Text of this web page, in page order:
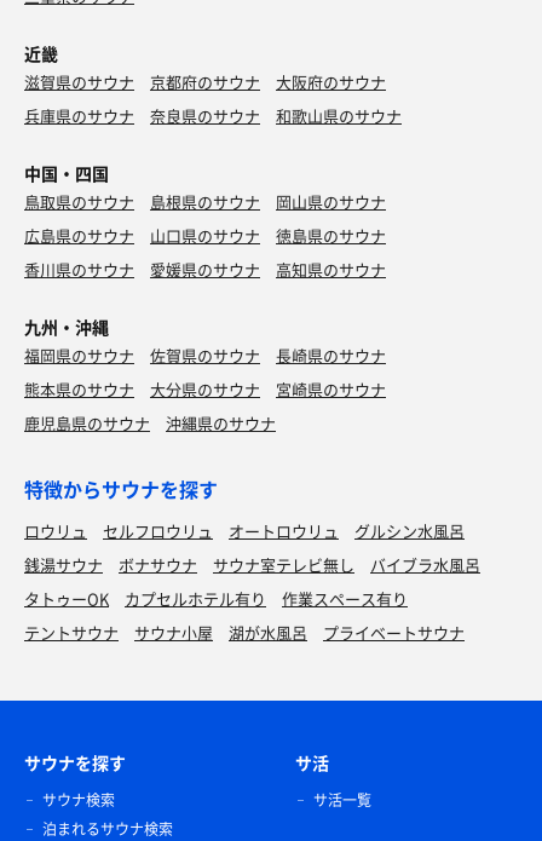
近畿
滋賀県のサウナ 京都府のサウナ
大阪府のサウナ
兵庫県のサウナ
奈良県のサウナ 和歌山県のサウナ
中国・四国
鳥取県のサウナ 島根県のサウナ
岡山県のサウナ
広島県のサウナ
山口県のサウナ
徳島県のサウナ
香川県のサウナ
愛媛県のサウナ 高知県のサウナ
九州・沖縄
福岡県のサウナ 佐賀県のサウナ
長崎県のサウナ
熊本県のサウナ
大分県のサウナ
宮崎県のサウナ
鹿児島県のサウナ
沖縄県のサウナ
特徴からサウナを探す
ロウリュ セルフロウリュ オートロウリュ
グルシン水風呂
銭湯サウナ
ボナサウナ サウナ室テレビ無し
バイブラ水風呂
タトゥーOK
カプセルホテル有り
作業スペース有り
テントサウナ
サウナ小屋 湖が水風呂 プライベートサウナ
サウナを探す
サウナ検索
泊まれるサウナ検索
サ活
サ活一覧